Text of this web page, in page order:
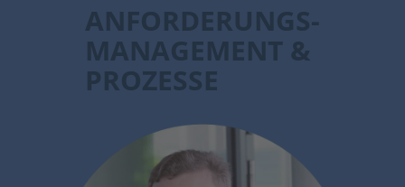
ANFORDERUNGS-
MANAGEMENT &
PROZESSE